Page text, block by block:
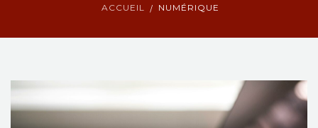
ACCUEIL NUMÉRIQUE